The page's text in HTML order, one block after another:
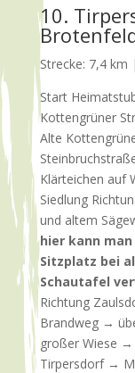
10.
Strecke: 7,4 km
Start
Kottengrüner
Alte
Klärteichen auf
Siedlung
und altem
hier kann
Sitzplatz bei
Schautafel
Richtung
Brandweg →
großer Wiese →
Tirpersdorf →